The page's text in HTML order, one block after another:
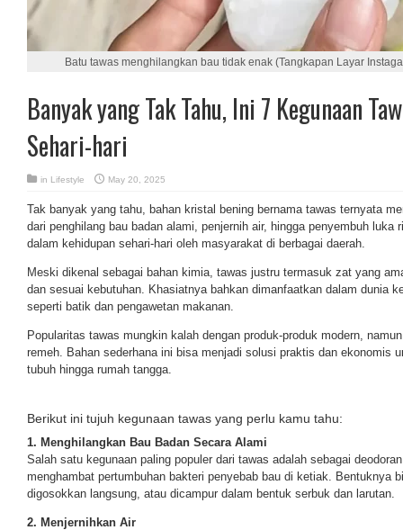
Batu tawas menghilangkan bau tidak enak (Tangkapan Layar
Banyak yang Tak Tahu, Ini 7 Kegunaan
Sehari-hari
in Lifestyle May 20, 2025
Tak banyak yang tahu, bahan kristal bening bernama tawas ternyata
dari penghilang bau badan alami, penjernih air, hingga penyembuh luka
dalam kehidupan sehari-hari oleh masyarakat di berbagai daerah.
Meski dikenal sebagai bahan kimia, tawas justru termasuk zat yang
dan sesuai kebutuhan. Khasiatnya bahkan dimanfaatkan dalam dunia
seperti batik dan pengawetan makanan.
Popularitas tawas mungkin kalah dengan produk-produk modern,
remeh. Bahan sederhana ini bisa menjadi solusi praktis dan ekonomis
tubuh hingga rumah tangga.
Berikut ini tujuh kegunaan tawas yang perlu kamu tahu:
1. Menghilangkan Bau Badan Secara Alami
Salah satu kegunaan paling populer dari tawas adalah sebagai
menghambat pertumbuhan bakteri penyebab bau di ketiak. Bentuknya
digosokkan langsung, atau dicampur dalam bentuk serbuk dan larutan.
2. Menjernihkan Air